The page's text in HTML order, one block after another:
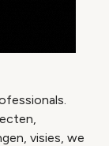
visies, we